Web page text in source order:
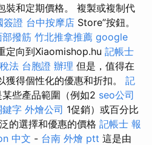
裝和定期價格。 複製或複制代
簽證 台中按摩店 Store”按鈕。
部撥筋 竹北推拿推薦 google
定向到Xiaomishop.hu 記帳士
法 台胞證 辦理 但是，值得在
得個性化的優惠和折扣。 記
些產品範圍（例如2 seo公司
字 外燴公司 1促銷）或百分比
的選擇和優惠的價格 記帳士 報
中文 - 台南 外燴 ptt 這是由